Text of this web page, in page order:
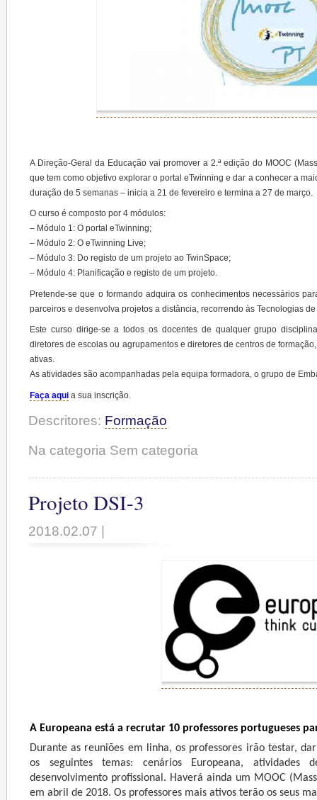
A Direção-Geral da Educação vai promover a 2.ª edição do MOOC
que tem como objetivo explorar o portal eTwinning e dar a conhecer a
duração de 5 semanas – inicia a 21 de fevereiro e termina a 27 de março.
O curso é composto por 4 módulos:
– Módulo 1: O portal eTwinning;
– Módulo 2: O eTwinning Live;
– Módulo 3: Do registo de um projeto ao TwinSpace;
– Módulo 4: Planificação e registo de um projeto.
Pretende-se que o formando adquira os conhecimentos necessários
parceiros e desenvolva projetos a distância, recorrendo às Tecnologias
Este curso dirige-se a todos os docentes de qualquer grupo
diretores de escolas ou agrupamentos e diretores de centros de
ativas.
As atividades são acompanhadas pela equipa formadora, o grupo de
Faça aqui a sua inscrição.
Descritores: Formação
Na categoria Sem categoria
Projeto DSI-3
2018.02.07 |
A Europeana está a recrutar 10 professores portugueses
Durante as reuniões em linha, os professores irão testar,
os seguintes temas: cenários Europeana,
desenvolvimento profissional. Haverá ainda um MOOC
em abril de 2018. Os professores mais ativos terão os seus